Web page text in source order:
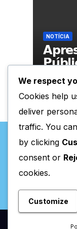
NOTÍCIA
𝗺𝗼𝗿𝗮
We respect
Cookies help
deliver
traffic. You
by clicking
consent or
cookies.
Customize